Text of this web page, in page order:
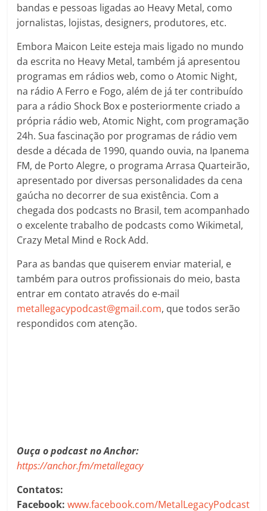
bandas e pessoas ligadas ao Heavy Metal, como
jornalistas, lojistas, designers, produtores, etc.
Embora Maicon Leite esteja mais ligado no mundo
da escrita no Heavy Metal, também já apresentou
programas em rádios web, como o Atomic Night,
na rádio A Ferro e Fogo, além de já ter contribuído
para a rádio Shock Box e posteriormente criado a
própria rádio web, Atomic Night, com programação
24h. Sua fascinação por programas de rádio vem
desde a década de 1990, quando ouvia, na Ipanema
FM, de Porto Alegre, o programa Arrasa Quarteirão,
apresentado por diversas personalidades da cena
gaúcha no decorrer de sua existência. Com a
chegada dos podcasts no Brasil, tem acompanhado
o excelente trabalho de podcasts como Wikimetal,
Crazy Metal Mind e Rock Add.
Para as bandas que quiserem enviar material, e
também para outros profissionais do meio, basta
entrar em contato através do e-mail
metallegacypodcast@gmail.com, que todos serão
respondidos com atenção.
Ouça o podcast no Anchor:
https://anchor.fm/metallegacy
Contatos:
Facebook:www.facebook.com/MetalLegacyPodcast